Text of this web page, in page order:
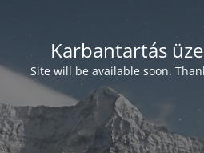
Karbantartás
Site will be available soon.